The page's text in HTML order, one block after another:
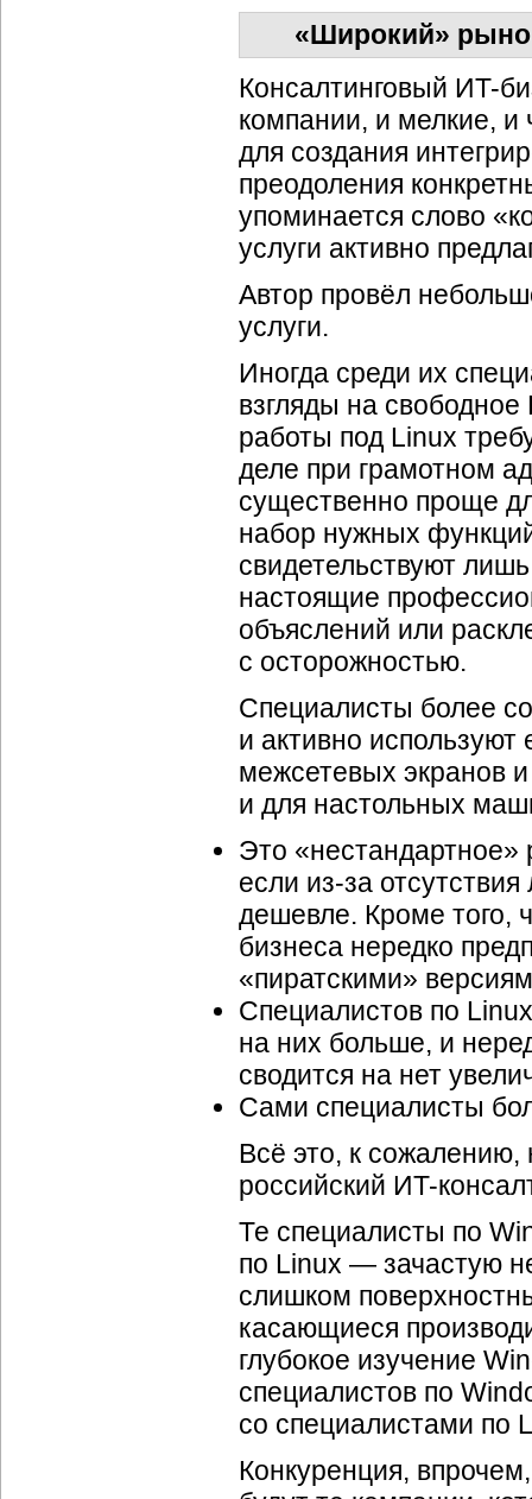
«Широкий»
Консалтинговый ИT-
компании, и мелкие,
для создания
преодоления
упоминается слово
услуги активно
Автор провёл
услуги.
Иногда среди их
взгляды на
работы под Linux
деле при грамотном
существенно проще
набор нужных
свидетельствуют
настоящие
объяслений или
с осторожностью.
Специалисты более
и активно
межсетевых экранов
и для настольных
Это «нестандартное»
если из-за
дешевле. Кроме того,
бизнеса нередко
«пиратскими»
Специалистов по
на них больше, и
сводится на нет
Сами специалисты
Всё это, к
российский ИT-
Те специалисты по
по Linux — зачастую
слишком
касающиеся
глубокое изучение
специалистов по
со специалистами по
Конкуренция,